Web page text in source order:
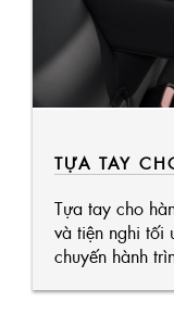
TỰA TAY
Tựa tay cho
và tiện nghi tối
chuyến hành